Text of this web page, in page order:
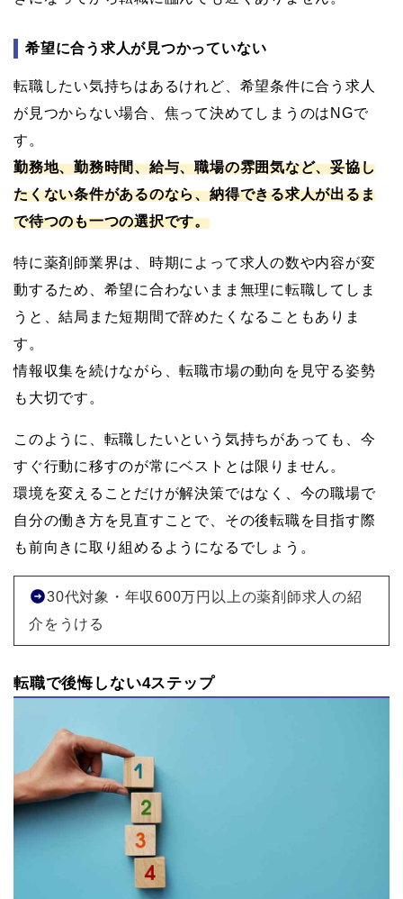
希望に合う求人が見つかっていない
転職したい気持ちはあるけれど、希望条件に合う求人
が見つからない場合、焦って決めてしまうのはNGで
す。
勤務地、勤務時間、給与、職場の雰囲気など、妥協し
たくない条件があるのなら、納得できる求人が出るま
で待つのも一つの選択です。
特に薬剤師業界は、時期によって求人の数や内容が変
動するため、希望に合わないまま無理に転職してしま
うと、結局また短期間で辞めたくなることもありま
す。
情報収集を続けながら、転職市場の動向を見守る姿勢
も大切です。
このように、転職したいという気持ちがあっても、今
すぐ行動に移すのが常にベストとは限りません。
環境を変えることだけが解決策ではなく、今の職場で
自分の働き方を見直すことで、その後転職を目指す際
も前向きに取り組めるようになるでしょう。
30代対象・年収600万円以上の薬剤師求人の紹
介をうける
転職で後悔しない4ステップ